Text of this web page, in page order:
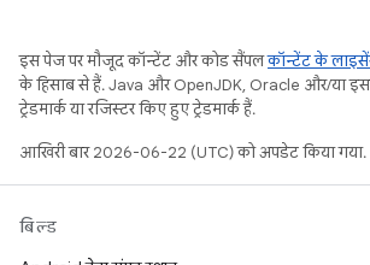
इस पेज पर मौजूद कॉन्टेंट और कोड सैंपलकॉन्टेंट के
के हिसाब से हैं. Java और OpenJDK, Oracle और/या
ट्रेडमार्क या रजिस्टर किए हुए ट्रेडमार्क हैं.
आखिरी बार 2026-06-22 (UTC) को अपडेट किया गया.
बिल्ड